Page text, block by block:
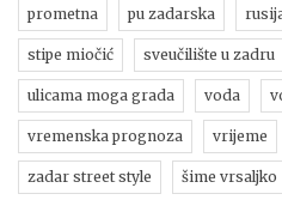
prometna pu zadarska
stipe miočić sveučilište u zadru
ulicama moga grada voda
vremenska prognoza vrijeme
zadar street style šime vrsaljko